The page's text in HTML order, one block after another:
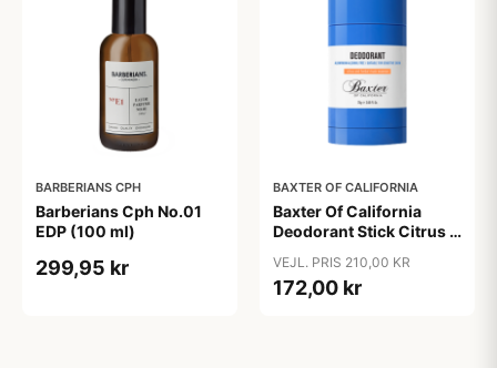
BARBERIANS CPH
Barberians Cph No.01
EDP (100 ml)
299,95 kr
BAXTER OF CALIFORNIA
Baxter Of California
Deodorant Stick Citrus &
VEJL. PRIS 210,00 KR
172,00 kr